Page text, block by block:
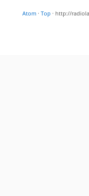
Atom · Top · http://